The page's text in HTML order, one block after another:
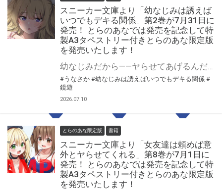
スニーカー文庫より「幼なじみは誘えば
いつでもデキる関係」第2巻が7月31日に
発売！ とらのあなでは発売を記念して特
製A3タペストリー付きとらのあな限定版
を発売いたします！
幼なじみだから――ヤらせてあげるんだからね」 スニーカー文庫より 『幼なじみは誘えばいつでもデキる関係』第2巻が7月31日(金)に発売！ とらのあなでは発売を記念して「特製A3タペストリー付き」とらのあな限定版を発売いたします。 とらのあな限定版の数は限られていますので是非お早めにお求めください！
#うなさか #幼なじみは誘えばいつでもデキる関係 #
鏡遊
2026.07.10
とらのあな限定版 書籍
スニーカー文庫より「女友達は頼めば意
外とヤらせてくれる」第8巻が7月1日に
発売！ とらのあなでは発売を記念して特
製A3タペストリー付きとらのあな限定版
を発売いたします！